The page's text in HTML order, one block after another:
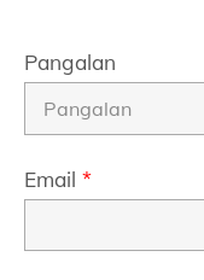
Pangalan
Email *